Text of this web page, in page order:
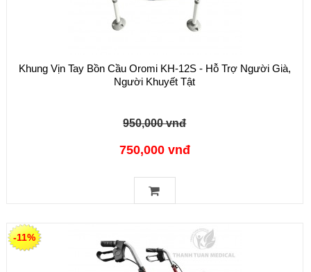
Khung Vịn Tay Bồn Cầu Oromi KH-12S - Hỗ Trợ Người Già,
Người Khuyết Tật
950,000 vnđ
750,000 vnđ
-11%